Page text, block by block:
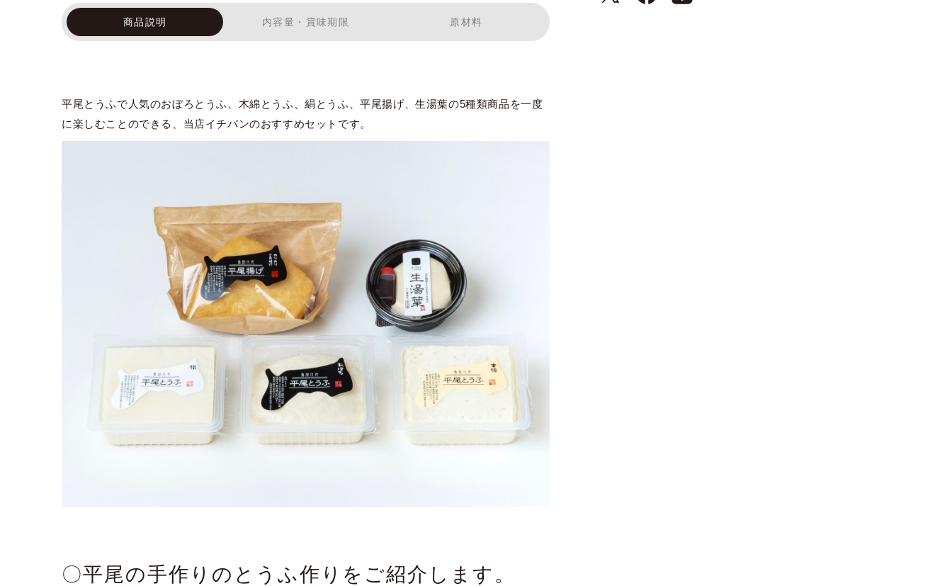
商品説明 内容量・賞味期限 原材料
平尾とうふで人気のおぼろとうふ、木綿とうふ、絹とうふ、平尾揚げ、生湯葉の5種類商品を一度
に楽しむことのできる、当店イチバンのおすすめセットです。
〇平尾の手作りのとうふ作りをご紹介します。